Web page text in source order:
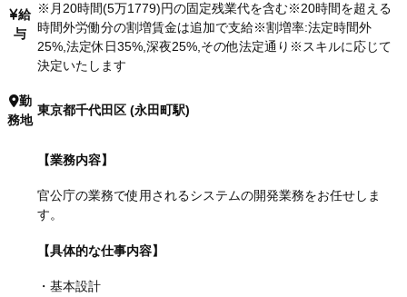
給
与
※月20時間(5万1779)円の固定残業代を含む※20時間を超える
時間外労働分の割増賃金は追加で支給※割増率:法定時間外
25%,法定休日35%,深夜25%,その他法定通り※スキルに応じて
決定いたします
勤
務地
東京都千代田区 (永田町駅)
【業務内容】
官公庁の業務で使用されるシステムの開発業務をお任せしま
す。
【具体的な仕事内容】
・基本設計